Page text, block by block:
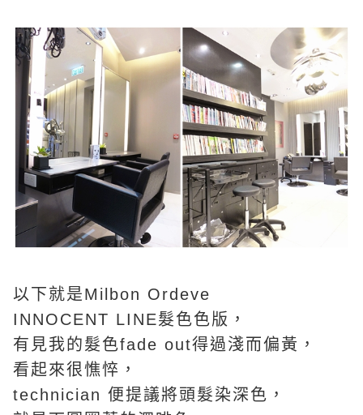
以下就是Milbon Ordeve
INNOCENT LINE髮色色版，
有見我的髮色fade out得過淺而偏黃，
看起來很憔悴，
technician 便提議將頭髮染深色，